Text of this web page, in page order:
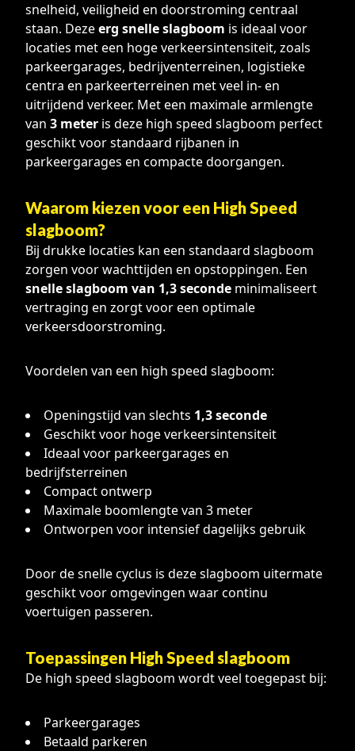
snelheid, veiligheid en doorstroming centraal
staan. Dezeerg snelle slagboom is ideaal voor
locaties met een hoge verkeersintensiteit, zoals
parkeergarages, bedrijventerreinen, logistieke
centra en parkeerterreinen met veel in- en
uitrijdend verkeer. Met een maximale armlengte
van 3 meter is deze high speed slagboom perfect
geschikt voor standaard rijbanen in
parkeergarages en compacte doorgangen.
Waarom kiezen voor een High Speed
slagboom?
Bij drukke locaties kan een standaard slagboom
zorgen voor wachttijden en opstoppingen. Een
snelle slagboom van 1,3 seconde minimaliseert
vertraging en zorgt voor een optimale
verkeersdoorstroming.
Voordelen van een high speed slagboom:
Openingstijd van slechts 1,3 seconde
Geschikt voor hoge verkeersintensiteit
Ideaal voor parkeergarages en
bedrijfsterreinen
Compact ontwerp
Maximale boomlengte van 3 meter
Ontworpen voor intensief dagelijks gebruik
Door de snelle cyclus is deze slagboom uitermate
geschikt voor omgevingen waar continu
voertuigen passeren.
Toepassingen High Speed slagboom
De high speed slagboom wordt veel toegepast bij:
Parkeergarages
Betaald parkeren